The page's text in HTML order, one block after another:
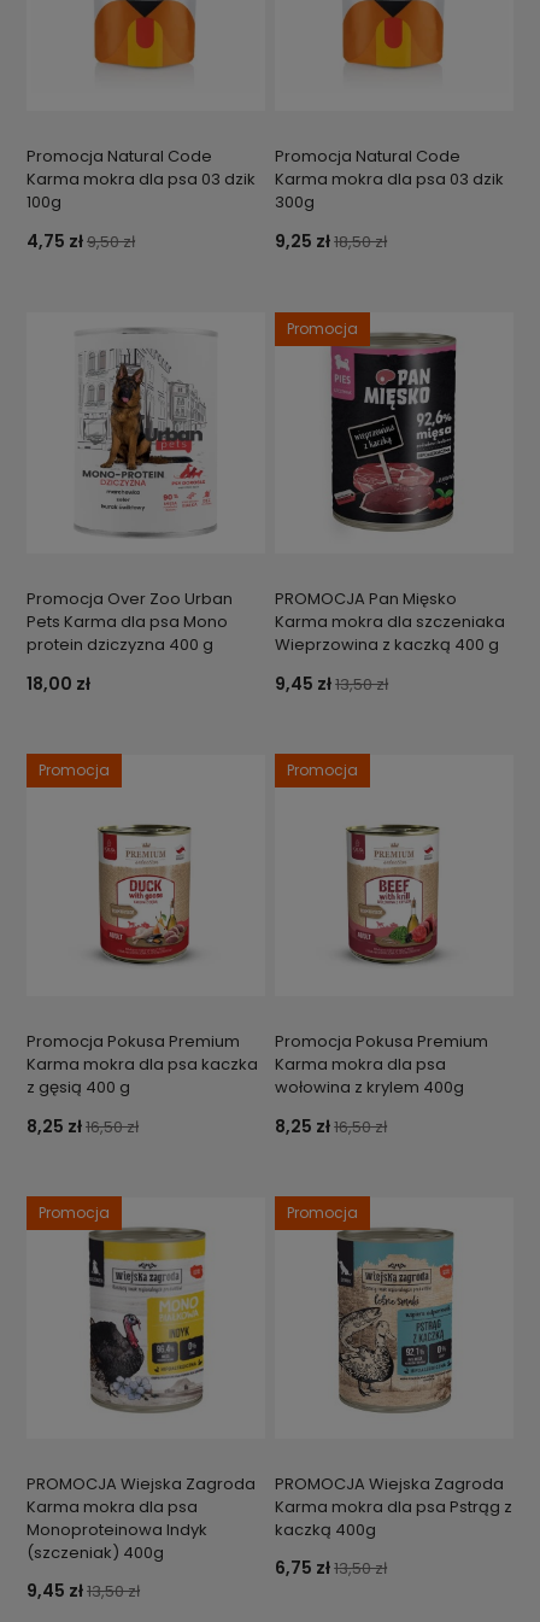
Promocja Natural Code
Karma mokra dla psa 03 dzik
100g
4,75 zł9,50 zł
Promocja Natural Code
Karma mokra dla psa 03 dzik
300g
9,25 zł18,50 zł
Promocja Over Zoo Urban
Pets Karma dla psa Mono
protein dziczyzna 400 g
18,00 zł
PROMOCJA Pan Mięsko
Karma mokra dla szczeniaka
Wieprzowina z kaczką 400 g
9,45 zł13,50 zł
Promocja
Promocja Pokusa Premium
Karma mokra dla psa kaczka
z gęsią 400 g
8,25 zł16,50 zł
Promocja
Promocja Pokusa Premium
Karma mokra dla psa
wołowina z krylem 400g
8,25 zł16,50 zł
Promocja
PROMOCJA Wiejska Zagroda
Karma mokra dla psa
Monoproteinowa Indyk
(szczeniak) 400g
9,45 zł13,50 zł
Promocja
PROMOCJA Wiejska Zagroda
Karma mokra dla psa Pstrąg z
kaczką 400g
6,75 zł13,50 zł
Promocja